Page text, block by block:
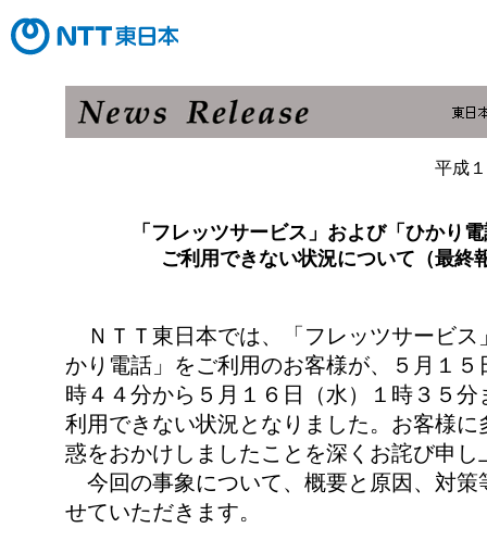
平成
「フレッツサービス」および「ひかり
ご利用できない状況について（最終
ＮＴＴ東日本では、「フレッツサービス
かり電話」をご利用のお客様が、５月１５
時４４分から５月１６日（水）１時３５分
利用できない状況となりました。お客様に
惑をおかけしましたことを深くお詫び申し
今回の事象について、概要と原因、対策
せていただきます。